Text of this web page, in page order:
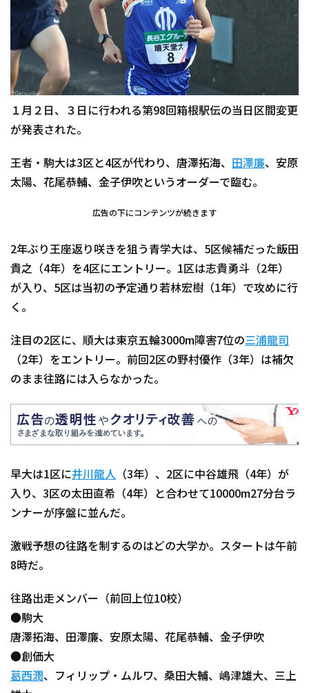
１月２日、３日に行われる第98回箱根駅伝の当日区間変更
が発表された。
王者・駒大は3区と4区が代わり、唐澤拓海、 田澤廉、安原
太陽、花尾恭輔、金子伊吹というオーダーで臨む。
広告の下にコンテンツが続きます
2年ぶり王座返り咲きを狙う青学大は、5区候補だった飯田
貴之（4年）を4区にエントリー。1区は志貴勇斗（2年）
が入り、5区は当初の予定通り若林宏樹（1年）で攻めに行
く。
注目の2区に、順大は東京五輪3000m障害7位の三浦龍司
（2年）をエントリー。前回2区の野村優作（3年）は補欠
のまま往路には入らなかった。
早大は1区に井川龍人 （3年）、2区に中谷雄飛（4年）が
入り、3区の太田直希（4年）と合わせて10000m27分台ラ
ンナーが序盤に並んだ。
激戦予想の往路を制するのはどの大学か。スタートは午前
8時だ。
往路出走メンバー（前回上位10校）
●駒大
唐澤拓海、田澤廉、安原太陽、花尾恭輔、金子伊吹
●創価大
葛西潤、フィリップ・ムルワ、桑田大輔、嶋津雄大、三上